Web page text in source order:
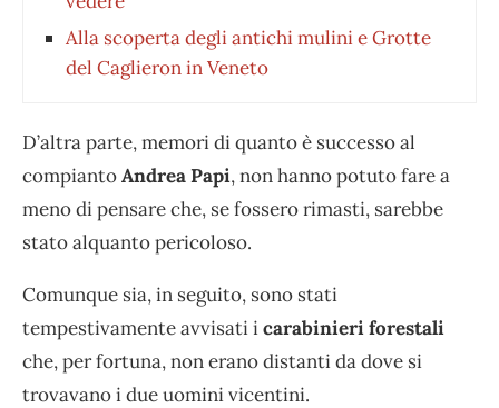
Alla scoperta degli antichi mulini e Grotte
del Caglieron in Veneto
D’altra parte, memori di quanto è successo al
compiantoAndrea Papi, non hanno potuto fare a
meno di pensare che, se fossero rimasti, sarebbe
stato alquanto pericoloso.
Comunque sia, in seguito, sono stati
tempestivamente avvisati icarabinieri forestali
che, per fortuna, non erano distanti da dove si
trovavano i due uomini vicentini.